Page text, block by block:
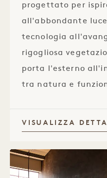
progettato per
all'abbondante
tecnologia
rigogliosa
porta l'esterno
tra natura e
VISUALIZZA